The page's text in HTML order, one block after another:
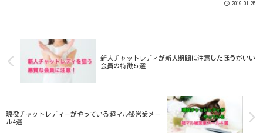
2019.01.25
新人チャットレディが新人期間に注意したほうがいい
会員の特徴５選
現役チャットレディーがやっている超マル秘営業メー
ル4選